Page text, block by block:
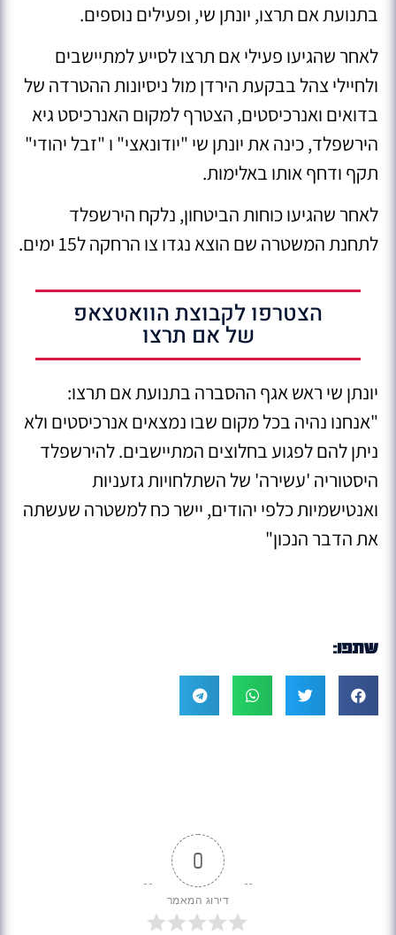
בתנועת אם תרצו, יונתן שי, ופעילים נוספים.
לאחר שהגיעו פעילי אם תרצו לסייע למתיישבים
ולחיילי צהל בבקעת הירדן מול ניסיונות ההטרדה של
בדואים ואנרכיסטים, הצטרף למקום האנרכיסט גיא
הירשפלד, כינה את יונתן שי "יודונאצי" ו "זבל יהודי"
תקף ודחף אותו באלימות.
לאחר שהגיעו כוחות הביטחון, נלקח הירשפלד
לתחנת המשטרה שם הוצא נגדו צו הרחקה ל15 ימים.
הצטרפו לקבוצת הוואטצאפ
של אם תרצו
יונתן שי ראש אגף ההסברה בתנועת אם תרצו:
"אנחנו נהיה בכל מקום שבו נמצאים אנרכיסטים ולא
ניתן להם לפגוע בחלוצים המתיישבים. להירשפלד
היסטוריה 'עשירה' של השתלחויות גזעניות
ואנטישמיות כלפי יהודים, יישר כח למשטרה שעשתה
את הדבר הנכון"
שתפו:
0
דירוג המאמר